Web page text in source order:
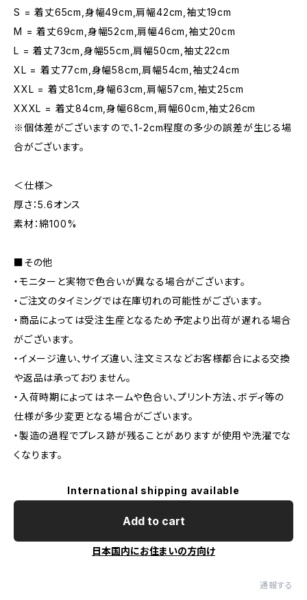
S = 着丈65cm,身幅49cm,肩幅42cm,袖丈19cm
M = 着丈69cm,身幅52cm,肩幅46cm,袖丈20cm
L = 着丈73cm,身幅55cm,肩幅50cm,袖丈22cm
XL = 着丈77cm,身幅58cm,肩幅54cm,袖丈24cm
XXL = 着丈81cm,身幅63cm,肩幅57cm,袖丈25cm
XXXL = 着丈84cm,身幅68cm,肩幅60cm,袖丈26cm
※個体差がございますので、1-2cm程度の多少の誤差が生じる場
合がございます。
＜仕様＞
厚さ：5.6オンス
素材：綿100%
■その他
・モニターと実物で色合いが異なる場合がございます。
・ご注文のタイミングでは在庫切れの可能性がございます。
・商品によっては受注生産となるため予定より出荷が遅れる場合
がございます。
・イメージ違い、サイズ違い、注文ミスなどお客様都合による交換
や返品は承っておりません。
・入荷時期によってはネームや色合い、プリント方法、ボディ等の
仕様が多少変更となる場合がございます。
・製造の過程でプレス跡が残ることがありますが使用や洗濯でな
くなります。
International shipping available
Add to cart
日本国内にお住まいの方向け
通報する